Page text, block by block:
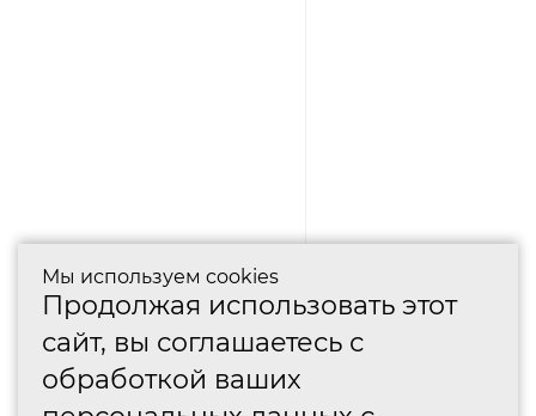
Мы используем cookies
Продолжая использовать этот
сайт, вы соглашаетесь с
обработкой ваших